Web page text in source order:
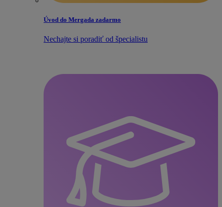
Úvod do Mergada zadarmo
Nechajte si poradiť od špecialistu